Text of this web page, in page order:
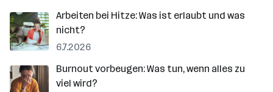
Arbeiten bei Hitze: Was ist erlaubt und was
nicht?
6.7.2026
Burnout vorbeugen: Was tun, wenn alles zu
viel wird?